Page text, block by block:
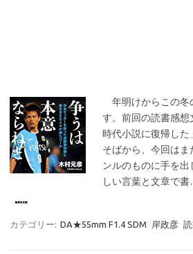
年明けからこの冬
す。前回の読書感想
時代小説に復帰した
そばから、今回はま
ンルのものに手を
しい言葉と文章で
カテゴリー: DA★55mm F1.4 SDM 岸政彦